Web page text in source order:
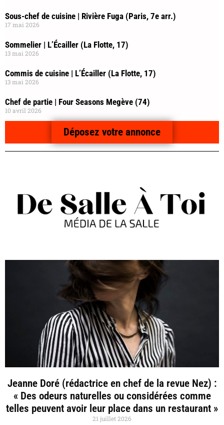
Sous-chef de cuisine | Rivière Fuga (Paris, 7e arr.)
17 mai 2026
Sommelier | L’Écailler (La Flotte, 17)
13 mai 2026
Commis de cuisine | L’Écailler (La Flotte, 17)
13 mai 2026
Chef de partie | Four Seasons Megève (74)
10 avril 2026
Déposez votre annonce
Jeanne Doré (rédactrice en chef de la revue Nez) :
« Des odeurs naturelles ou considérées comme
telles peuvent avoir leur place dans un restaurant »
21 juillet 2026